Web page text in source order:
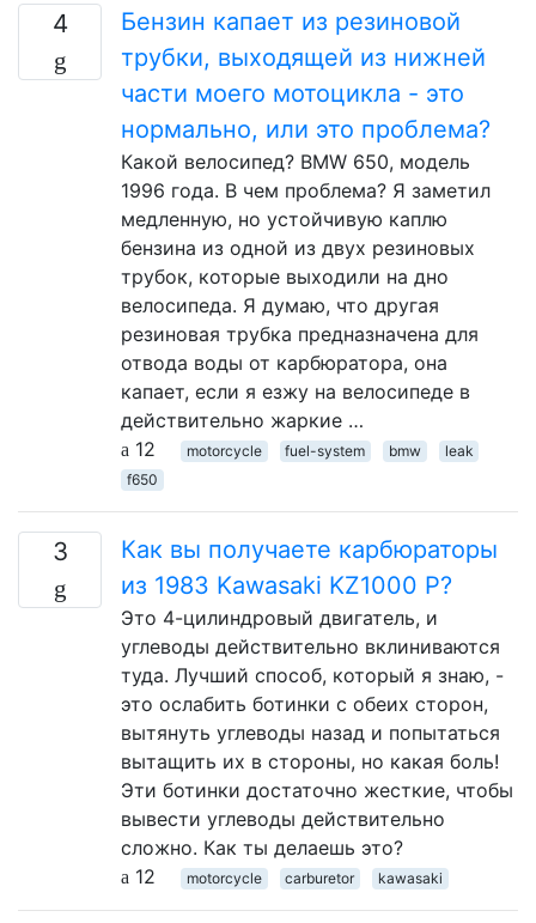
4
Бензин капает из резиновой
трубки, выходящей из нижней
части моего мотоцикла - это
нормально, или это проблема?
Какой велосипед? BMW 650, модель
1996 года. В чем проблема? Я заметил
медленную, но устойчивую каплю
бензина из одной из двух резиновых
трубок, которые выходили на дно
велосипеда. Я думаю, что другая
резиновая трубка предназначена для
отвода воды от карбюратора, она
капает, если я езжу на велосипеде в
действительно жаркие …
12
motorcycle fuel-system bmw
leak
f650
3
Как вы получаете карбюраторы
из 1983 Kawasaki KZ1000 P?
Это 4-цилиндровый двигатель, и
углеводы действительно вклиниваются
туда. Лучший способ, который я знаю, -
это ослабить ботинки с обеих сторон,
вытянуть углеводы назад и попытаться
вытащить их в стороны, но какая боль!
Эти ботинки достаточно жесткие, чтобы
вывести углеводы действительно
сложно. Как ты делаешь это?
12
motorcycle carburetor kawasaki